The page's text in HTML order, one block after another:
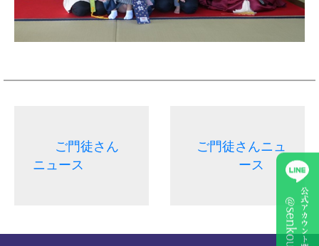
ご門徒さん
ニュース
ご門徒さんニュ
ース